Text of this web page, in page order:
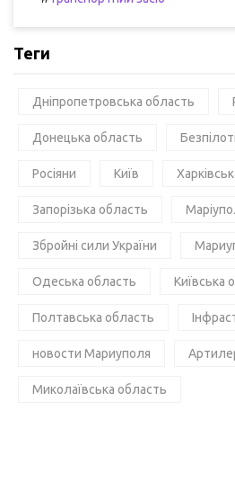
Теги
Дніпропетровська область
Донецька область
Росіяни Київ
Запорізька область
Збройні сили України
Одеська область Київська
Полтавська область
новости Мариуполя
Миколаївська область